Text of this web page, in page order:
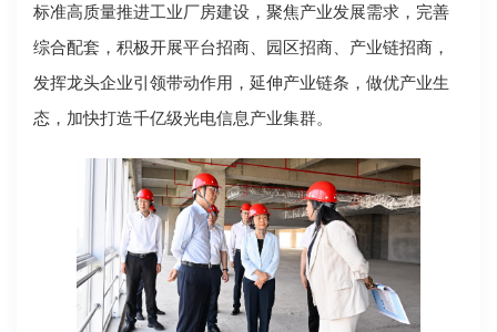
标准高质量推进工业厂房建设，聚焦产业发展需求，完善
综合配套，积极开展平台招商、园区招商、产业链招商，
发挥龙头企业引领带动作用，延伸产业链条，做优产业生
态，加快打造千亿级光电信息产业集群。